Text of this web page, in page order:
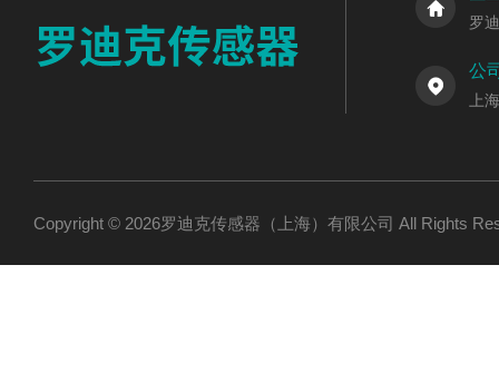
罗
公
上
Copyright © 2026罗迪克传感器（上海）有限公司 All Rights